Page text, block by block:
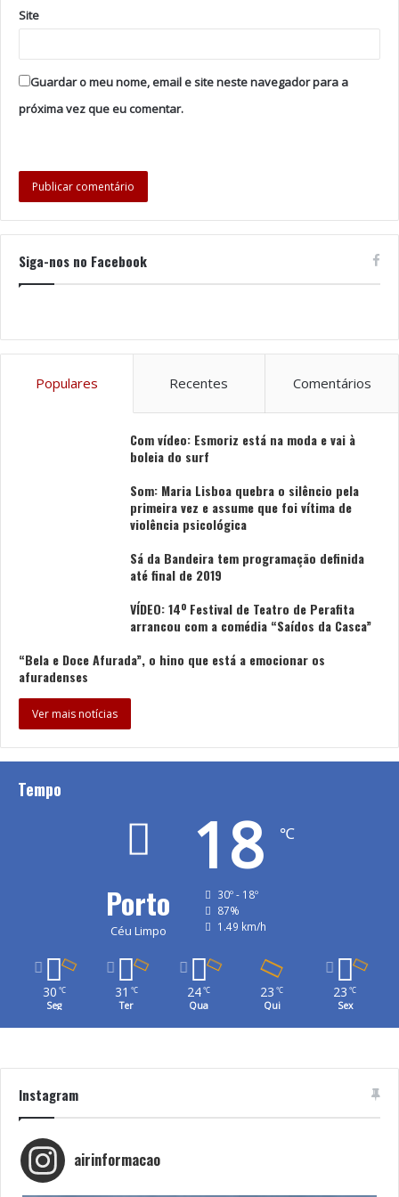
mágico
Ponto de Fuga porto
Sandra Bullock
Site
Guardar o meu nome, email e site neste navegador para a
próxima vez que eu comentar.
Siga-nos no Facebook
Populares Recentes Comentários
Com vídeo: Esmoriz está na moda e vai à
boleia do surf
Som: Maria Lisboa quebra o silêncio pela
primeira vez e assume que foi vítima de
violência psicológica
Sá da Bandeira tem programação definida
até final de 2019
VÍDEO: 14º Festival de Teatro de Perafita
arrancou com a comédia “Saídos da Casca”
“Bela e Doce Afurada”, o hino que está a emocionar os
afuradenses
Ver mais notícias
Tempo
Porto
Céu Limpo
18 ℃
30º - 18º
87%
1.49 km/h
30 ℃
Seg
31 ℃
Ter
24℃
Qua
23 ℃
Qui
23 ℃
Sex
Instagram
airinformacao